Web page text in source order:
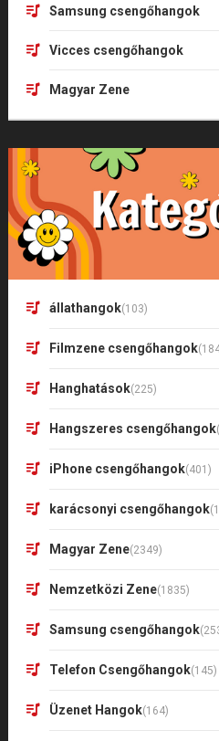
Samsung csengőhangok
Vicces csengőhangok
Magyar Zene
állathangok(103)
Filmzene csengőhangok
Hanghatások(225)
Hangszeres csengőhangok
iPhone csengőhangok(401)
karácsonyi csengőhangok
Magyar Zene(2349)
Nemzetközi Zene(1835)
Samsung csengőhangok
Telefon Csengőhangok(145)
Üzenet Hangok(164)